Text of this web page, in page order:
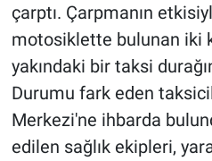
çarptı. Çarpmanın
motosiklette bulunan iki
yakındaki bir taksi
Durumu fark eden
Merkezi'ne ihbarda
edilen sağlık ekipleri,